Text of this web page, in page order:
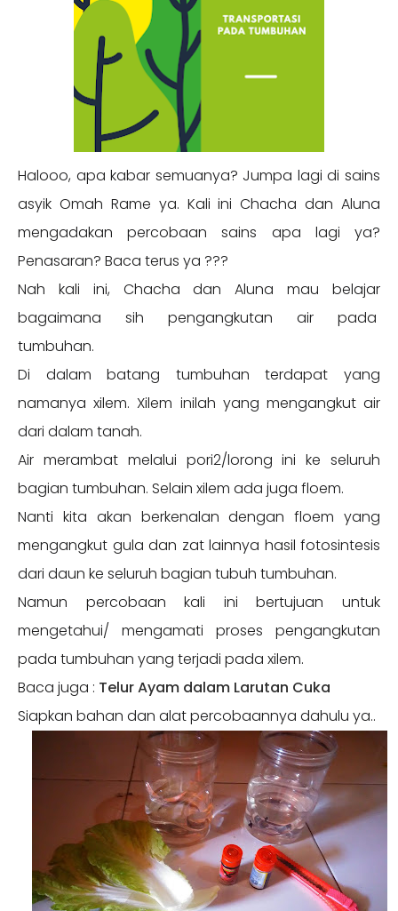
Halooo, apa kabar semuanya? Jumpa lagi di sains
asyik Omah Rame ya. Kali ini Chacha dan Aluna
mengadakan percobaan sains apa lagi ya?
Penasaran? Baca terus ya ???
Nah kali ini, Chacha dan Aluna mau belajar
bagaimana sih pengangkutan air pada
tumbuhan.
Di dalam batang tumbuhan terdapat yang
namanya xilem. Xilem inilah yang mengangkut air
dari dalam tanah.
Air merambat melalui pori2/lorong ini ke seluruh
bagian tumbuhan. Selain xilem ada juga floem.
Nanti kita akan berkenalan dengan floem yang
mengangkut gula dan zat lainnya hasil fotosintesis
dari daun ke seluruh bagian tubuh tumbuhan.
Namun percobaan kali ini bertujuan untuk
mengetahui/ mengamati proses pengangkutan
pada tumbuhan yang terjadi pada xilem.
Baca juga : Telur Ayam dalam Larutan Cuka
Siapkan bahan dan alat percobaannya dahulu ya..